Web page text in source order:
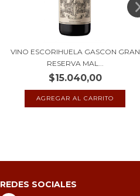
VINO ESCORIHUELA GASCON GRAN
RESERVA MAL...
$15.040,00
REDES SOCIALES